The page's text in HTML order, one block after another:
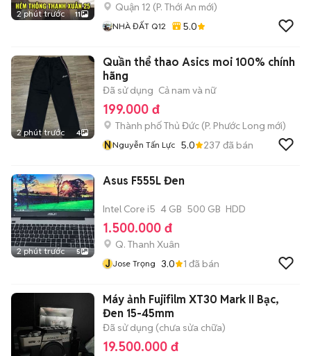
2 phút trước 11
Quận 12 (P. Thới An mới)
NHÀ ĐẤT Q12 5.0
2 phút trước 4
Quần thể thao Asics moi 100% chính
hãng
Đã sử dụng Cả nam và nữ
199.000 đ
Thành phố Thủ Đức (P. Phước Long mới)
NNguyễn Tấn Lực 5.0 237 đã bán
2 phút trước 5
Asus F555L Đen
Intel Core i5 4 GB 500 GB HDD
1.500.000 đ
Q. Thanh Xuân
J Jose Trọng 3.0 1 đã bán
Máy ảnh Fujifilm XT30 Mark II Bạc,
Đen 15-45mm
Đã sử dụng (chưa sửa chữa)
19.500.000 đ